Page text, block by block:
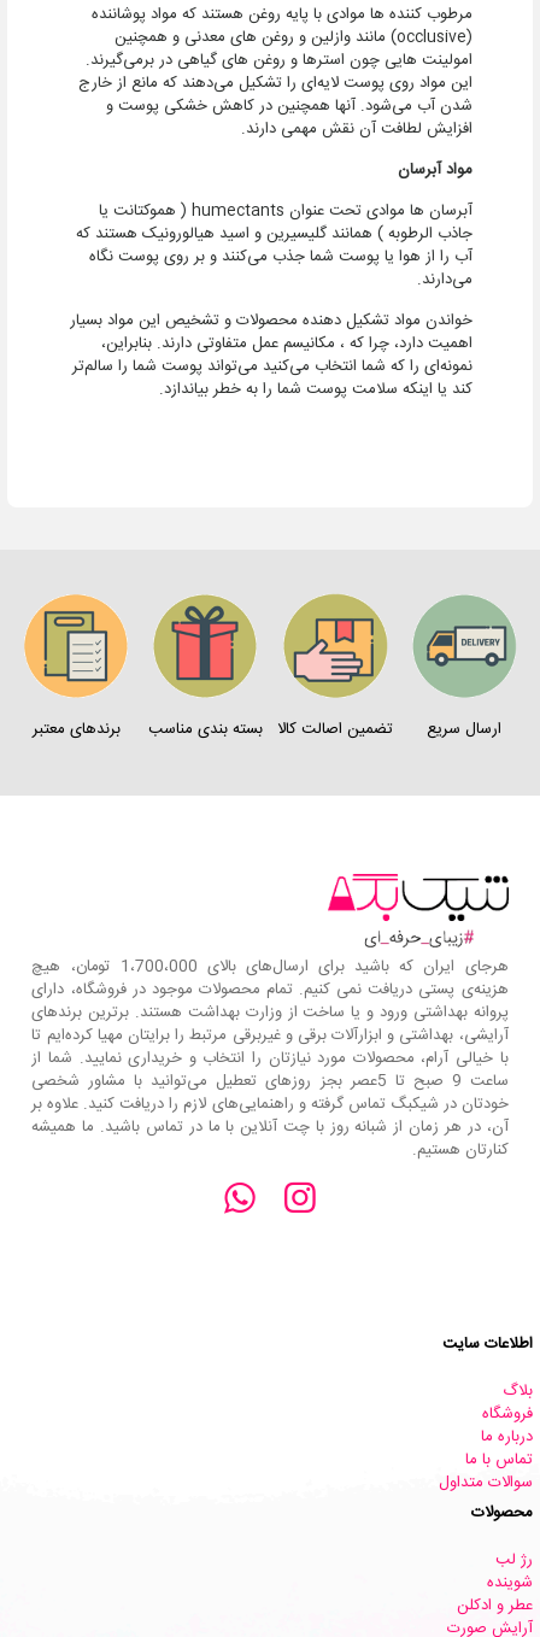
مرطوب کننده ها موادی با پایه روغن هستند که مواد پوشاننده
(occlusive) مانند وازلین و روغن های معدنی و همچنین
امولینت‌ هایی چون استرها و روغن های گیاهی در برمی‌گیرند.
این مواد روی پوست لایه‌ای را تشکیل می‌دهند که مانع از خارج
شدن آب می‌شود. آنها همچنین در کاهش خشکی پوست و
افزایش لطافت آن نقش مهمی دارند.
مواد آبرسان
آبرسان ها موادی تحت عنوان humectants ( هموکتانت یا
جاذب الرطوبه ) همانند گلیسیرین و اسید هیالورونیک هستند که
آب را از هوا یا پوست شما جذب می‌کنند و بر روی پوست نگاه
می‌دارند.
خواندن مواد تشکیل دهنده محصولات و تشخیص این مواد بسیار
اهمیت دارد، چرا که ، مکانیسم عمل متفاوتی دارند. بنابراین،
نمونه‌ای را که شما انتخاب می‌کنید می‌تواند پوست شما را سالم‌تر
کند یا اینکه سلامت پوست شما را به خطر بیاندازد.
ارسال سریع تضمین اصالت کالا بسته بندی مناسب برندهای معتبر
هرجای ایران که باشید برای ارسال‌های بالای 1،700،000 تومان، هیچ
هزینه‌ی پستی دریافت نمی کنیم. تمام محصولات موجود در فروشگاه، دارای
پروانه بهداشتی ورود و یا ساخت از وزارت بهداشت هستند. برترین‌ برندهای
آرایشی، بهداشتی و ابزارآلات برقی و غیربرقی مرتبط را برایتان مهیا کرده‌ایم تا
با خیالی آرام، محصولات مورد نیازتان را انتخاب و خریداری نمایید. شما از
ساعت 9 صبح تا 5عصر بجز روزهای تعطیل می‌توانید با مشاور شخصی
خودتان در شیکبگ تماس گرفته و راهنمایی‌های لازم را دریافت کنید. علاوه بر
آن، در هر زمان از شبانه روز با چت آنلاین با ما در تماس باشید. ما همیشه
کنارتان هستیم.
اطلاعات سایت
بلاگ
فروشگاه
درباره ما
تماس با ما
سوالات متداول
محصولات
رژ لب
شوینده
عطر و ادکلن
آرایش صورت